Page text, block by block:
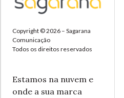
Copyright © 2026 – Sagarana
Comunicação
Todos os direitos reservados
Estamos na nuvem e
onde a sua marca